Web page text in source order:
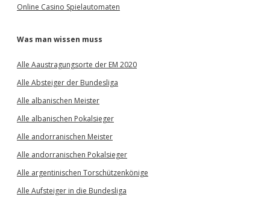
Online Casino Spielautomaten
Was man wissen muss
Alle Aaustragungsorte der EM 2020
Alle Absteiger der Bundesliga
Alle albanischen Meister
Alle albanischen Pokalsieger
Alle andorranischen Meister
Alle andorranischen Pokalsieger
Alle argentinischen Torschützenkönige
Alle Aufsteiger in die Bundesliga